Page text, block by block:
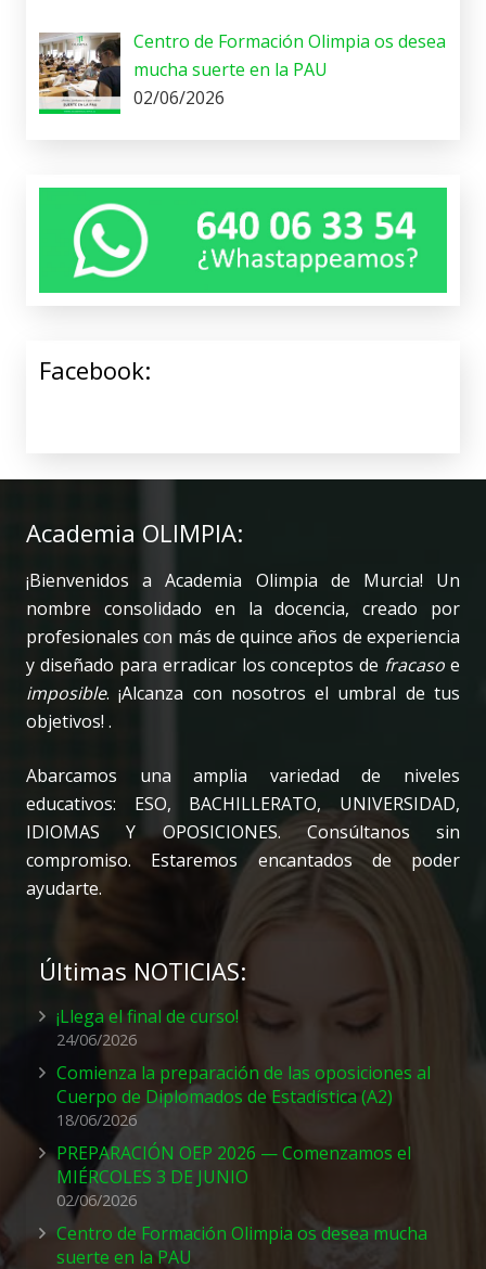
Centro de Formación Olimpia os desea
mucha suerte en la PAU
02/06/2026
Facebook:
Academia OLIMPIA:
¡Bienvenidos a Academia Olimpia de Murcia! Un
nombre consolidado en la docencia, creado por
profesionales con más de quince años de experiencia
y diseñado para erradicar los conceptos de fracaso e
imposible. ¡Alcanza con nosotros el umbral de tus
objetivos! .
Abarcamos una amplia variedad de niveles
educativos: ESO, BACHILLERATO, UNIVERSIDAD,
IDIOMAS Y OPOSICIONES. Consúltanos sin
compromiso. Estaremos encantados de poder
ayudarte.
Últimas NOTICIAS:
¡Llega el final de curso!
24/06/2026
Comienza la preparación de las oposiciones al
Cuerpo de Diplomados de Estadística (A2)
18/06/2026
PREPARACIÓN OEP 2026 — Comenzamos el
MIÉRCOLES 3 DE JUNIO
02/06/2026
Centro de Formación Olimpia os desea mucha
suerte en la PAU